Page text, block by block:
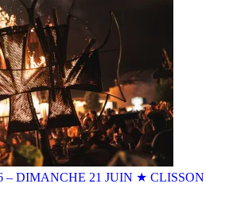
– DIMANCHE 21 JUIN ★ CLISSON